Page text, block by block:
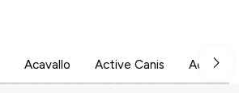
Acavallo Active Canis Aesculap